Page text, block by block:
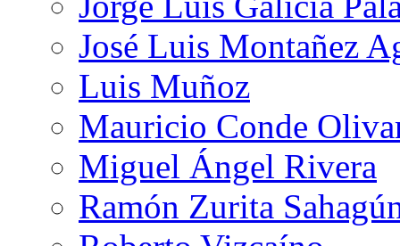
José Luis Montañez
Luis Muñoz
Mauricio Conde
Miguel Ángel Rivera
Ramón Zurita